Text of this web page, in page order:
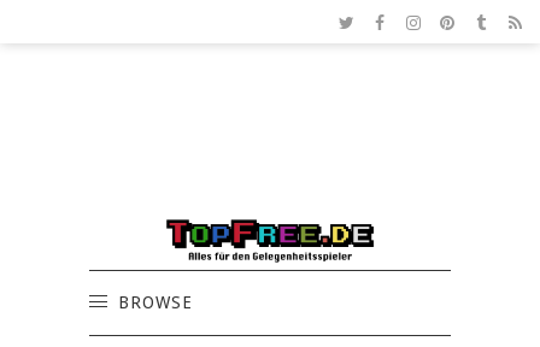
BROWSE